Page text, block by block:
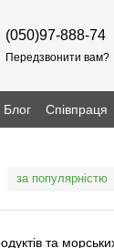
(050)97-888-74
Передзвонити вам?
Блог Співпраця
за популярністю
та